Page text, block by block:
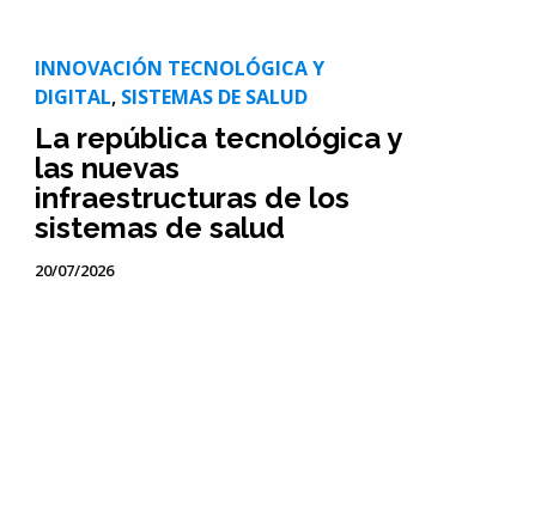
INNOVACIÓN TECNOLÓGICA Y
DIGITAL, SISTEMAS DE SALUD
La república tecnológica y
las nuevas
infraestructuras de los
sistemas de salud
20/07/2026